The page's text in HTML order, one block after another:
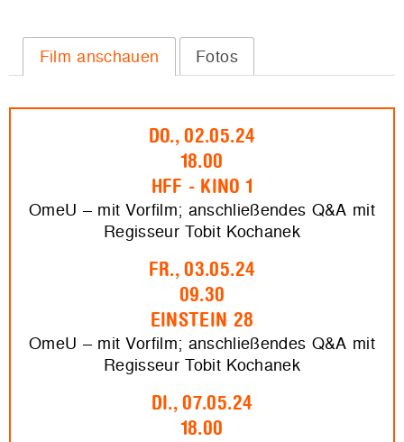
Film anschauen Fotos
DO., 02.05.24
18.00
HFF - KINO 1
OmeU – mit Vorfilm; anschließendes Q&A mit
Regisseur Tobit Kochanek
FR., 03.05.24
09.30
EINSTEIN 28
OmeU – mit Vorfilm; anschließendes Q&A mit
Regisseur Tobit Kochanek
DI., 07.05.24
18.00